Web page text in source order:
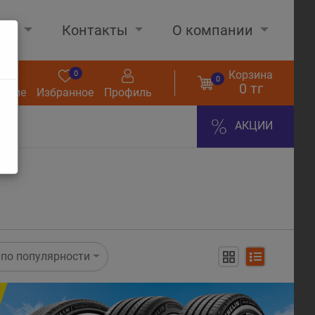
Контакты О компании
Избранное
0
Профиль
0 Корзина
0 тг
АКЦИИ
по популярности